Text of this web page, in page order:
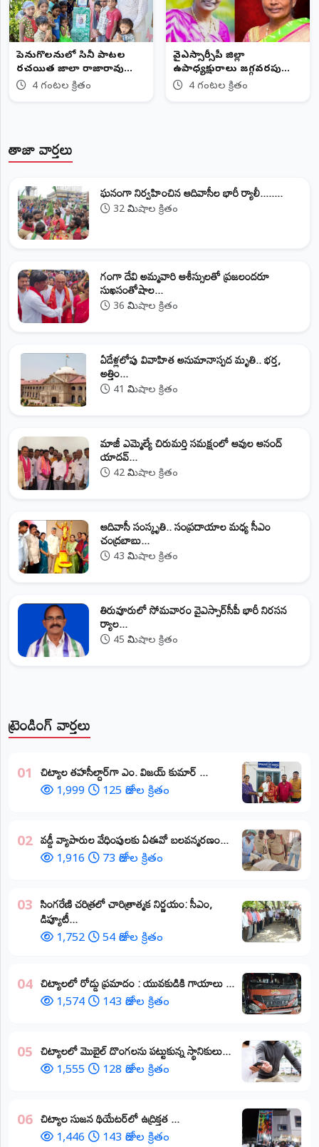
ట్రెండింగ్ వార్తలు
01 ​చిట్యాల తహసీల్దార్‌గా ఎం. విజయ్ కుమార్ ...
1,999 125 రోజుల క్రితం
02 వడ్డీ వ్యాపారుల వేధింపులకు ఏఈవో బలవన్మరణం...
1,916 73 రోజుల క్రితం
03 ​సింగరేణి చరిత్రలో చారిత్రాత్మక నిర్ణయం: సీఎం,
డిప్యూటీ...
1,752 54 రోజుల క్రితం
04 చిట్యాలలో రోడ్డు ప్రమాదం : యువకుడికి గాయాలు ​...
1,574 143 రోజుల క్రితం
05 చిట్యాలలో మొబైల్ దొంగలను పట్టుకున్న స్థానికులు...
1,555 128 రోజుల క్రితం
06 చిట్యాల సుజన థియేటర్‌లో ఉద్రిక్తత ...
1,446 143 రోజుల క్రితం
పెనుగొలనులో సినీ పాటల
రచయిత జాలాది రాజారావు
94వ జయంతి వేడుకలు
4 గంటల క్రితం
వైఎస్సార్సీపీ జిల్లా
ఉపాధ్యక్షురాలు జగ్గవరపు
జానకిరెడ్డి కన్నుమూత
4 గంటల క్రితం
తాజా వార్తలు
ఘనంగా నిర్వహించిన ఆదివాసీల భారీ ర్యాలీ........
32 నిమిషాల క్రితం
గంగా దేవి అమ్మవారి ఆశీస్సులతో ప్రజలందరూ
సుఖసంతోషాల...
36 నిమిషాల క్రితం
ఏడేళ్లలోపు వివాహిత అనుమానాస్పద మృతి.. భర్త,
అత్తిం...
41 నిమిషాల క్రితం
మాజీ ఎమ్మెల్యే చిరుమర్తి సమక్షంలో ఆవుల ఆనంద్
యాదవ్...
42 నిమిషాల క్రితం
ఆదివాసీ సంస్కృతి.. సంప్రదాయాల మధ్య సీఎం
చంద్రబాబు...
43 నిమిషాల క్రితం
తిరువూరులో సోమవారం వైఎస్సార్‌సీపీ భారీ నిరసన
ర్యాల...
45 నిమిషాల క్రితం